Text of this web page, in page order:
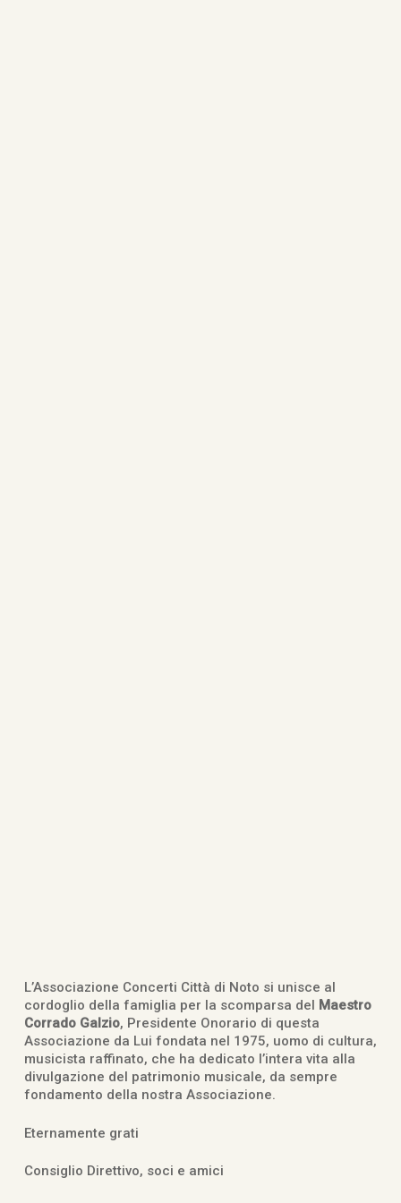
L’Associazione Concerti Città di Noto si unisce al
cordoglio della famiglia per la scomparsa del Maestro
Corrado Galzio, Presidente Onorario di questa
Associazione da Lui fondata nel 1975, uomo di cultura,
musicista raffinato, che ha dedicato l’intera vita alla
divulgazione del patrimonio musicale, da sempre
fondamento della nostra Associazione.
Eternamente grati
Consiglio Direttivo, soci e amici